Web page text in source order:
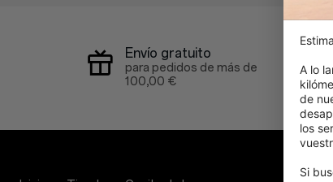
Envío gratuito
para pedidos de más de
100,00 €
A lo
de
los
Si